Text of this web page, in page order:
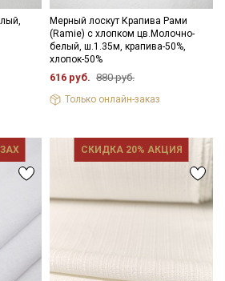
Мерный лоскут Крапива Рами
(Ramie) с хлопком цв.Молочно-
белый, ш.1.35м, крапива-50%,
хлопок-50%
616 руб. 880 руб.
Только онлайн-заказ
СКИДКА 20% АКЦИЯ
Подписаться
Политикой обработки персональных
на обработку персональных
получение рекламных и